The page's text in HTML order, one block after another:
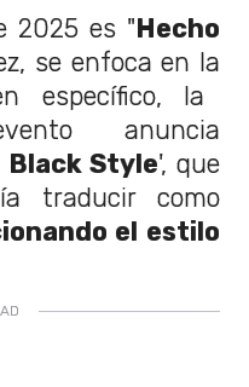
2025 es "Hecho
se enfoca en la
específico, la
anuncia
Black Style', que
traducir como
el estilo